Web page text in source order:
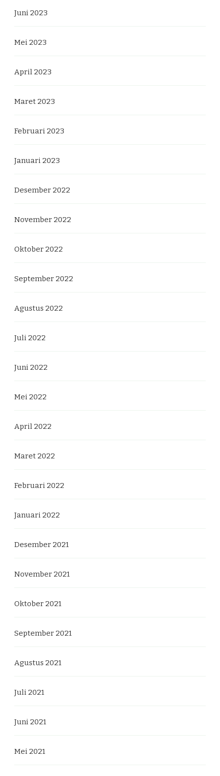
Juni 2023
Mei 2023
April 2023
Maret 2023
Februari 2023
Januari 2023
Desember 2022
November 2022
Oktober 2022
September 2022
Agustus 2022
Juli 2022
Juni 2022
Mei 2022
April 2022
Maret 2022
Februari 2022
Januari 2022
Desember 2021
November 2021
Oktober 2021
September 2021
Agustus 2021
Juli 2021
Juni 2021
Mei 2021